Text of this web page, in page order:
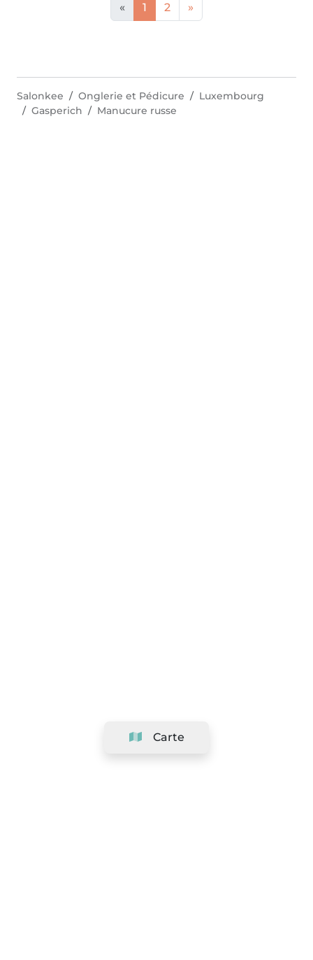
« 1 2 »
Carte
Salonkee Onglerie et Pédicure
Luxembourg
Gasperich
Manucure russe